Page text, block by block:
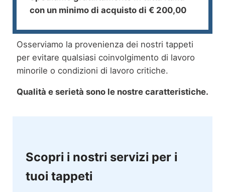
con un minimo di acquisto di € 200,00
Osserviamo la provenienza dei nostri tappeti
per evitare qualsiasi coinvolgimento di lavoro
minorile o condizioni di lavoro critiche.
Qualità e serietà sono le nostre caratteristiche.
Scopri i nostri servizi per i
tuoi tappeti